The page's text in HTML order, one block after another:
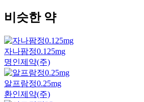
비슷한 약
자나팜정0.125mg
명인제약(주)
알프람정0.25mg
환인제약(주)